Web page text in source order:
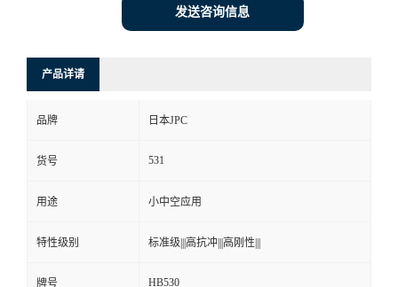
发送咨询信息
产品详请
品牌 日本JPC
货号 531
用途 小中空应用
特性级别 标准级|||高抗冲|||高刚性|||
牌号 HB530